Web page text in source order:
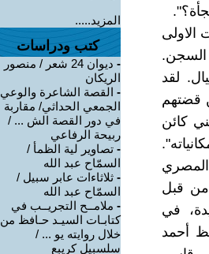
الاولى
السجن.
لقد
قضتهم
كائن
من قبل
في
أحمد
المزيد.....
كتب ودراسات
-
ديوان 24 شعر / منصور
الريكان
- القصة الشاعرة والوعي
الجمعي الحداثي/ مقاربة
في دور القصة الش ... /
ربيحة الرفاعي
- تصاوير لية الظمأ /
السمّاح عبد الله
- ثلاثاءات عابر سبيل /
السمّاح عبد الله
- ملامــح التجريــب في
كتابـات السيـد حـافظ من
خلال روايته يو ... /
سلسبيل كريبع